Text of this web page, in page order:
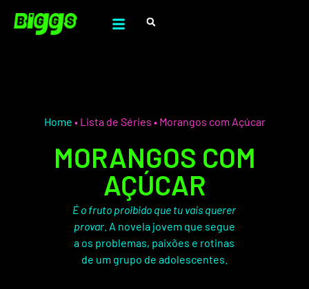
Home • Lista de Séries • Morangos com Açúcar
MORANGOS COM
AÇÚCAR
É o fruto proibido que tu vais querer
provar. A novela jovem que segue
a os problemas, paixões e rotinas
de um grupo de adolescentes.